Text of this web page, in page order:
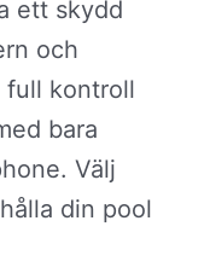
ett skydd
och
full kontroll
bara
Välj
din pool